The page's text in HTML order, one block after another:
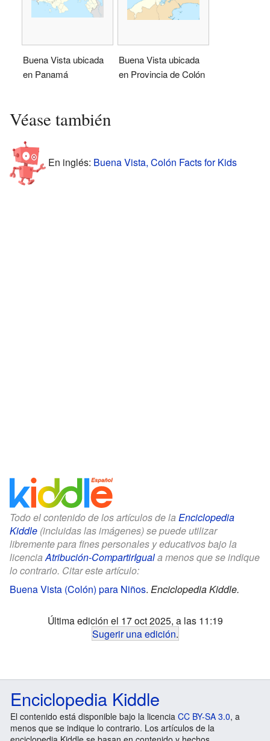
Buena Vista ubicada
en Panamá
Buena Vista ubicada
en Provincia de Colón
Véase también
En inglés: Buena Vista, Colón Facts for Kids
Todo el contenido de los artículos de la Enciclopedia
Kiddle (incluidas las imágenes) se puede utilizar
libremente para fines personales y educativos bajo la
licencia Atribución-CompartirIguala menos que se indique
lo contrario. Citar este artículo:
Buena Vista (Colón) para Niños. Enciclopedia Kiddle.
Última edición el 17 oct 2025, a las 11:19
Sugerir una edición.
Enciclopedia Kiddle
El contenido está disponible bajo la licencia CC BY-SA 3.0, a
menos que se indique lo contrario. Los artículos de la